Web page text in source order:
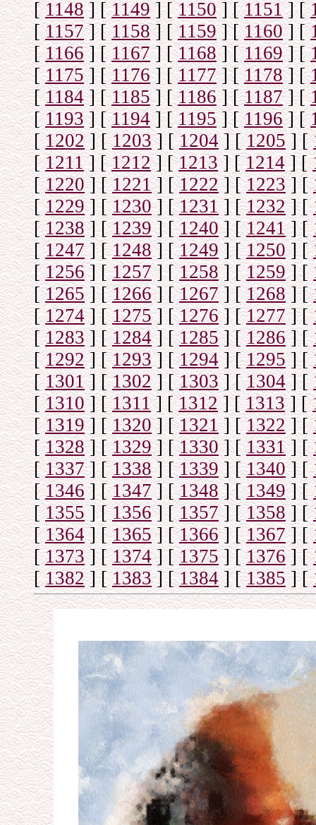
[1148] [1149] [1150] [1151] [
[1157] [1158] [1159] [1160] [
[1166] [1167] [1168] [1169] [
[1175] [1176] [1177] [1178] [
[1184] [1185] [1186] [1187] [
[1193] [1194] [1195] [1196] [
[1202] [1203] [1204] [1205] [
[1211] [1212] [1213] [1214] [
[1220] [1221] [1222] [1223] [
[ 1229] [1230] [1231] [1232] [
[1238] [1239] [1240] [1241] [
[1247] [1248] [1249 ] [1250] [
[1256] [1257] [1258] [1259] [
[1265] [1266] [1267] [1268] [
[1274] [1275] [1276] [1277] [
[1283] [1284] [1285] [1286] [
[1292] [1293] [1294 ] [1295] [
[1301] [1302] [1303] [1304] [
[1310] [1311] [1312] [1313] [
[1319] [1320] [1321] [1322] [
[1328] [1329] [1330] [1331] [
[1337] [1338] [1339] [1340] [
[1346] [1347] [1348] [1349] [
[1355] [1356] [1357] [1358] [
[1364] [1365] [1366] [1367] [
[1373] [1374] [1375] [1376] [
[1382] [1383] [1384] [1385] [